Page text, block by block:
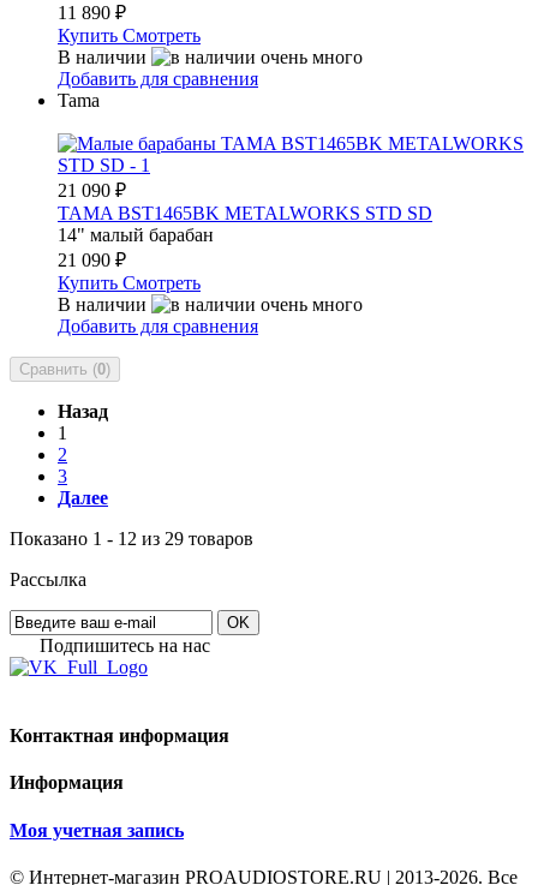
11 890 ₽
Купить Смотреть
В наличии
Добавить для сравнения
Tama
21 090 ₽
TAMA BST1465BK METALWORKS STD SD
14" малый барабан
21 090 ₽
Купить Смотреть
В наличии
Добавить для сравнения
Сравнить (0)
Назад
1
2
3
Далее
Показано 1 - 12 из 29 товаров
Рассылка
OK
Подпишитесь на наc
Контактная информация
Информация
Моя учетная запись
© Интернет-магазин PROAUDIOSTORE.RU | 2013-2026. Все